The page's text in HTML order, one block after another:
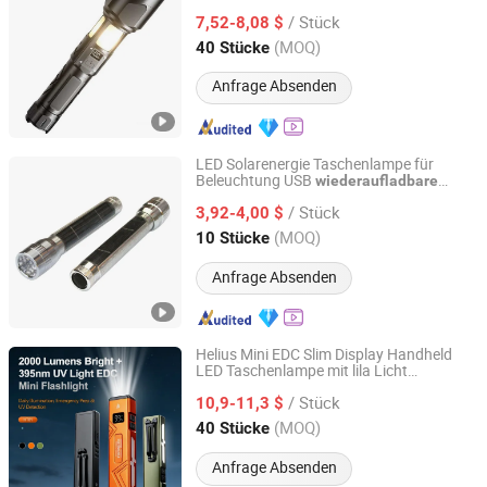
7,52-8,08 $ / Stück
40 Stücke (MOQ)
Anfrage Absenden
Guangdong, China Seit 2023
LED Solarenergie Taschenlampe für
Beleuchtung USB wiederaufladbare
3,92-4,00 $ / Stück
10 Stücke (MOQ)
Anfrage Absenden
Flagsun (Suzhou) New Energy Co., Ltd.
Jiangsu, China Seit 2015
Helius Mini EDC Slim Display Handheld
LED Taschenlampe mit lila Licht
wiederaufladbareEDC Taschenlampe
10,9-11,3 $ / Stück
40 Stücke (MOQ)
Anfrage Absenden
Shenzhen Tuliang Technology Co., Ltd.
Guangdong, China Seit 2023